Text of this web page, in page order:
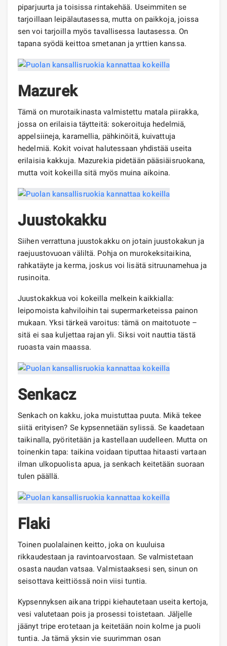
piparjuurta ja toisissa rintakehää. Useimmiten se
tarjoillaan leipälautasessa, mutta on paikkoja, joissa
sen voi tarjoilla myös tavallisessa lautasessa. On
tapana syödä keittoa smetanan ja yrttien kanssa.
Mazurek
Tämä on murotaikinasta valmistettu matala piirakka,
jossa on erilaisia ​​täytteitä: sokeroituja hedelmiä,
appelsiineja, karamellia, pähkinöitä, kuivattuja
hedelmiä. Kokit voivat halutessaan yhdistää useita
erilaisia ​​kakkuja. Mazurekia pidetään pääsiäisruokana,
mutta voit kokeilla sitä myös muina aikoina.
Juustokakku
Siihen verrattuna juustokakku on jotain juustokakun ja
raejuustovuoan väliltä. Pohja on murokeksitaikina,
rahkatäyte ja kerma, joskus voi lisätä sitruunamehua ja
rusinoita.
Juustokakkua voi kokeilla melkein kaikkialla:
leipomoista kahviloihin tai supermarketeissa painon
mukaan. Yksi tärkeä varoitus: tämä on maitotuote –
sitä ei saa kuljettaa rajan yli. Siksi voit nauttia tästä
ruoasta vain maassa.
Senkacz
Senkach on kakku, joka muistuttaa puuta. Mikä tekee
siitä erityisen? Se kypsennetään sylissä. Se kaadetaan
taikinalla, pyöritetään ja kastellaan uudelleen. Mutta on
toinenkin tapa: taikina voidaan tiputtaa hitaasti vartaan
ilman ulkopuolista apua, ja senkach keitetään suoraan
tulen päällä.
Flaki
Toinen puolalainen keitto, joka on kuuluisa
rikkaudestaan ​​ja ravintoarvostaan. Se valmistetaan
osasta naudan vatsaa. Valmistaaksesi sen, sinun on
seisottava keittiössä noin viisi tuntia.
Kypsennyksen aikana trippi kiehautetaan useita kertoja,
vesi valutetaan pois ja prosessi toistetaan. Jäljelle
jäänyt tripe erotetaan ja keitetään noin kolme ja puoli
tuntia. Ja tämä yksin vie suurimman osan